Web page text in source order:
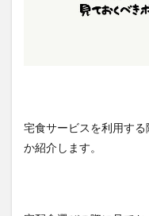
宅食サービスを利用す
か紹介します。